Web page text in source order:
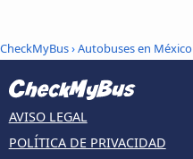
CheckMyBus›Autobuses en México
AVISO LEGAL
POLÍTICA DE PRIVACIDAD